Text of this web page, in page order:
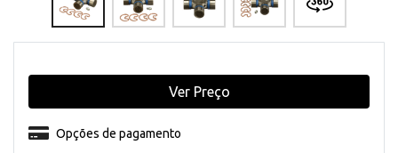
Opções de pagamento
Ver Preço